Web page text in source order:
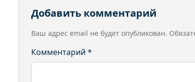
Добавить комментарий
Ваш адрес email не будет опубликован.
Комментарий *